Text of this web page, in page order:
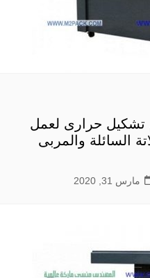
تشكيل حرارى لعمل
السائلة والمربى
مارس 31, 2020